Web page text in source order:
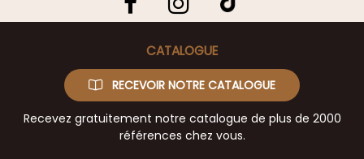
CATALOGUE
RECEVOIR NOTRE CATALOGUE
Recevez gratuitement notre catalogue de plus de 2000
références chez vous.